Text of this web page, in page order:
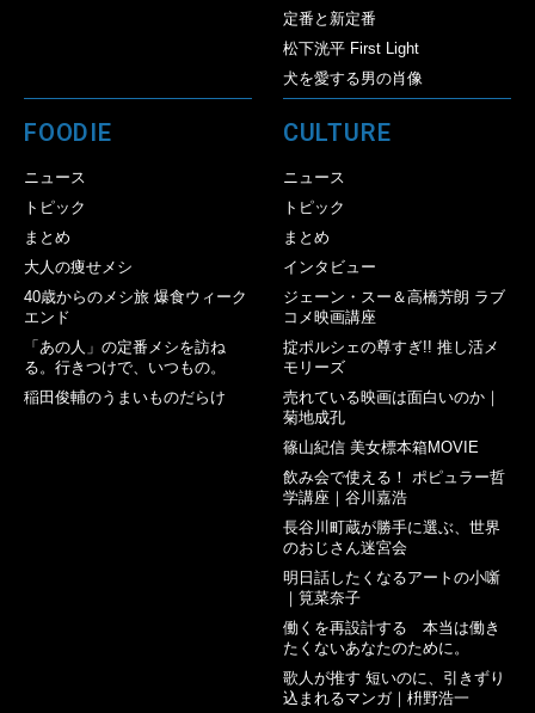
定番と新定番
松下洸平 First Light
犬を愛する男の肖像
FOODIE
ニュース
トピック
まとめ
大人の痩せメシ
40歳からのメシ旅 爆食ウィーク
エンド
「あの人」の定番メシを訪ね
る。行きつけで、いつもの。
稲田俊輔のうまいものだらけ
CULTURE
ニュース
トピック
まとめ
インタビュー
ジェーン・スー＆高橋芳朗 ラブ
コメ映画講座
掟ポルシェの尊すぎ!! 推し活メ
モリーズ
売れている映画は面白いのか｜
菊地成孔
篠山紀信 美女標本箱MOVIE
飲み会で使える！ ポピュラー哲
学講座｜谷川嘉浩
長谷川町蔵が勝手に選ぶ、世界
のおじさん迷宮会
明日話したくなるアートの小噺
｜筧菜奈子
働くを再設計する 本当は働き
たくないあなたのために。
歌人が推す 短いのに、引きずり
込まれるマンガ｜枡野浩一